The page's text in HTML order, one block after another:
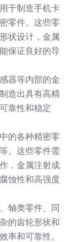
于制造手机卡
零件。这些零
状设计，金属
保证良好的导
器等内部的金
造出具有高精
靠性和稳定
的各种精密零
。这些零件需
，金属注射成
蚀性和高强度
轴类零件、同
的齿轮形状和
率和可靠性。